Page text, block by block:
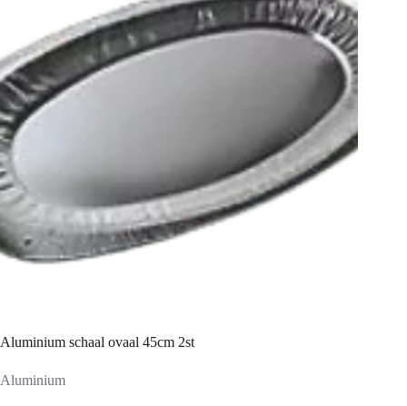
Aluminium schaal ovaal 45cm 2st
Aluminium